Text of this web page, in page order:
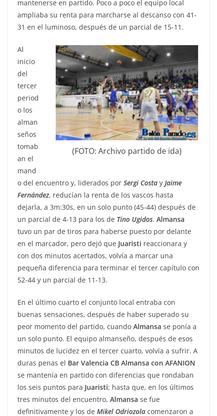
mantenerse en partido. Poco a poco el equipo local
ampliaba su renta para marcharse al descanso con 41-
31 en el luminoso, después de un parcial de 15-11.
(FOTO: Archivo partido de ida)
Al
inicio
del
tercer
period
o los
alman
seños
tomab
an el
mand
o del encuentro y, liderados por Sergi Costa y Jaime
Fernández, reducían la renta de los vascos hasta
dejarla, a 3m:30s, en un solo punto (45-44) después de
un parcial de 4-13 para los de Tino Ugidos. Almansa
tuvo un par de tiros para haberse puesto por delante
en el marcador, pero dejó que Juaristi reaccionara y
con dos minutos acertados, volvía a marcar una
pequeña diferencia para terminar el tercer capítulo con
52-44 y un parcial de 11-13.
En el último cuarto el conjunto local entraba con
buenas sensaciones, después de haber superado su
peor momento del partido, cuando Almansa se ponía a
un solo punto. El equipo almanseño, después de esos
minutos de lucidez en el tercer cuarto, volvía a sufrir. A
duras penas el Bar Valencia CB Almansa con AFANION
se mantenía en partido con diferencias que rondaban
los seis puntos para Juaristi; hasta que, en los últimos
tres minutos del encuentro, Almansa se fue
definitivamente y los de Mikel Odriozola comenzaron a